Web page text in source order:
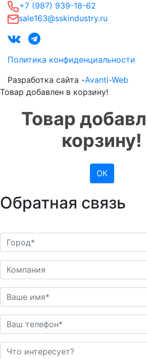
+7 (987) 939-18-62
sale163@sskindustry.ru
Политика конфиденциальности
Разработка сайта -Avanti-Web
Товар добавлен в корзину!
Товар
корзину!
ОК
Обратная связь